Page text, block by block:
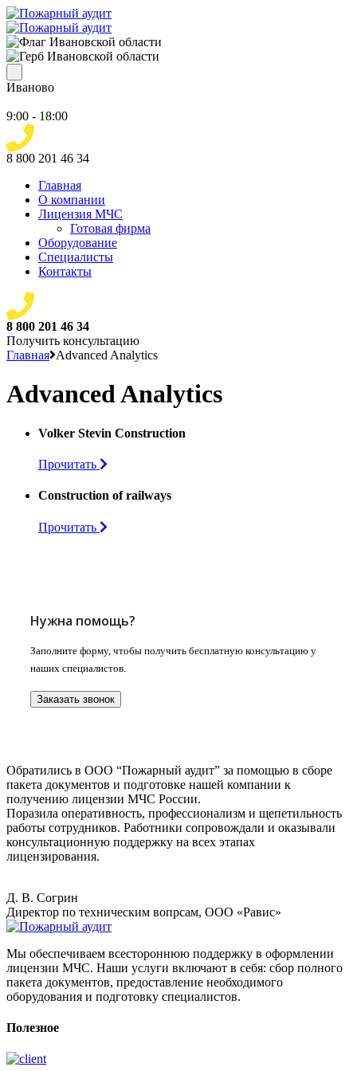
Иваново
9:00 - 18:00
8 800 201 46 34
Главная
О компании
Лицензия МЧС
Готовая фирма
Оборудование
Специалисты
Контакты
8 800 201 46 34
Получить консультацию
Главная Advanced Analytics
Advanced Analytics
Volker Stevin Construction
Прочитать
Construction of railways
Прочитать
Нужна помощь?
Заполните форму, чтобы получить бесплатную консультацию у
наших специалистов.
Заказать звонок
Обратились в ООО “Пожарный аудит” за помощью в сборе
пакета документов и подготовке нашей компании к
получению лицензии МЧС России.
Поразила оперативность, профессионализм и щепетильность
работы сотрудников. Работники сопровождали и оказывали
консультационную поддержку на всех этапах
лицензирования.
Д. В. Согрин
Директор по техническим вопрсам, ООО «Равис»
Мы обеспечиваем всестороннюю поддержку в оформлении
лицензии МЧС. Наши услуги включают в себя: сбор полного
пакета документов, предоставление необходимого
оборудования и подготовку специалистов.
Полезное